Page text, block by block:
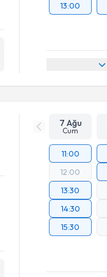
13:00
7 Ağu
Cum
11:00
12:00
13:30
14:30
15:30